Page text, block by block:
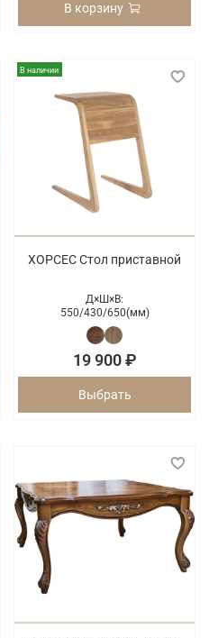
В корзину
В наличии
ХОРСЕС Стол приставной
Д×Ш×В:
550/430/650(мм)
19 900 ₽
Выбрать